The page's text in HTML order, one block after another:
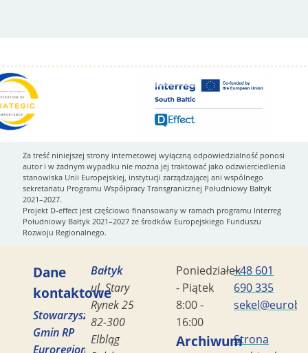
Za treść niniejszej strony internetowej wyłączną odpowiedzialność ponosi
autor i w żadnym wypadku nie można jej traktować jako odzwierciedlenia
stanowiska Unii Europejskiej, instytucji zarządzającej ani wspólnego
sekretariatu Programu Współpracy Transgranicznej Południowy Bałtyk
2021–2027.
Projekt D-effect jest częściowo finansowany w ramach programu Interreg
Południowy Bałtyk 2021–2027 ze środków Europejskiego Funduszu
Rozwoju Regionalnego.
Dane
kontaktowe
Stowarzyszenie
Gmin RP
Euroregion
Bałtyk
ul. Stary
Rynek 25
82-300
Elbląg
Poniedziałek
- Piątek
8:00 -
16:00
+48 601
690 335
ArchiwumStrona